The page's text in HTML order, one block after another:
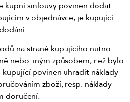
kupní smlouvy povinen dodat
v objednávce, je kupující
na straně kupujícího nutno
nebo jiným způsobem, než bylo
povinen uhradit náklady
zboží, resp. náklady
doručení.